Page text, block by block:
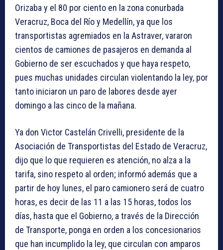
Orizaba y el 80 por ciento en la zona conurbada
Veracruz, Boca del Río y Medellín, ya que los
transportistas agremiados en la Astraver, vararon
cientos de camiones de pasajeros en demanda al
Gobierno de ser escuchados y que haya respeto,
pues muchas unidades circulan violentando la ley, por
tanto iniciaron un paro de labores desde ayer
domingo a las cinco de la mañana.
Ya don Victor Castelán Crivelli, presidente de la
Asociación de Transportistas del Estado de Veracruz,
dijo que lo que requieren es atención, no alza a la
tarifa, sino respeto al orden; informó además que a
partir de hoy lunes, el paro camionero será de cuatro
horas, es decir de las 11 a las 15 horas, todos los
días, hasta que el Gobierno, a través de la Dirección
de Transporte, ponga en orden a los concesionarios
que han incumplido la ley, que circulan con amparos